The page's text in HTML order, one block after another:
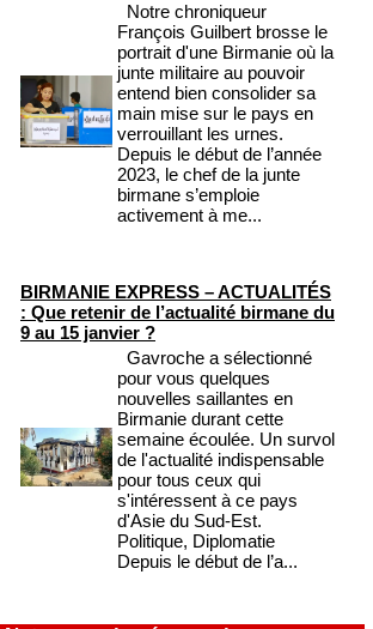
Notre chroniqueur
François Guilbert brosse le
portrait d'une Birmanie où la
junte militaire au pouvoir
entend bien consolider sa
main mise sur le pays en
verrouillant les urnes.
Depuis le début de l’année
2023, le chef de la junte
birmane s’emploie
activement à me...
BIRMANIE EXPRESS – ACTUALITÉS
: Que retenir de l’actualité birmane du
9 au 15 janvier ?
Gavroche a sélectionné
pour vous quelques
nouvelles saillantes en
Birmanie durant cette
semaine écoulée. Un survol
de l'actualité indispensable
pour tous ceux qui
s'intéressent à ce pays
d'Asie du Sud-Est.
Politique, Diplomatie
Depuis le début de l’a...